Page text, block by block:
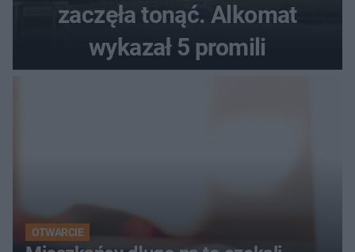
zaczęła tonąć. Alkomat
wykazał 5 promili
OTWARCIE